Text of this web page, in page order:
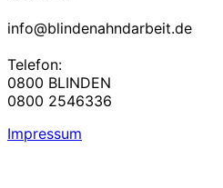
info@blindenahndarbeit.de
Telefon:
0800 BLINDEN
0800 2546336
Impressum